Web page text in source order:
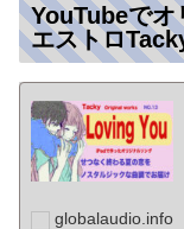
YouTubeでオ
エストロ
globalaudio.info